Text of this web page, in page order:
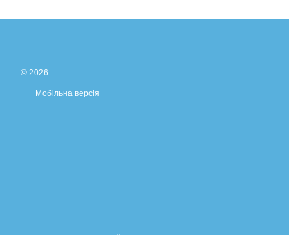
© 2026
Мобільна версія